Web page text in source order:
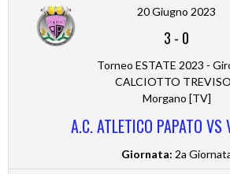
20 Giugno 2023
3 - 0
Torneo ESTATE 2023 -
CALCIOTTO
Morgano [TV]
A.C. ATLETICO PAPATO VS
Giornata: 2a